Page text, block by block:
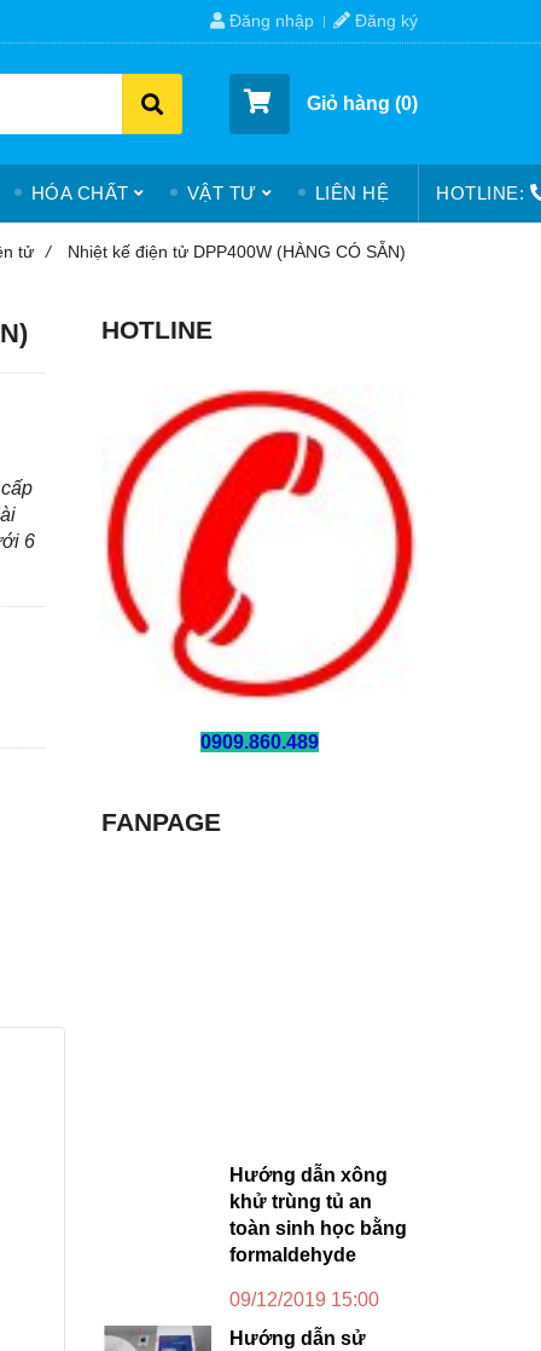
Đăng nhập Đăng ký
Giỏ hàng (0)
HÓA CHẤT VẬT TƯ LIÊN HỆ HOTLINE:
tử / Nhiệt kế điện tử DPP400W (HÀNG CÓ SẴN)
6
HOTLINE
0909.860.489
FANPAGE
Hướng dẫn xông
khử trùng tủ an
toàn sinh học bằng
formaldehyde
09/12/2019 15:00
Hướng dẫn sử